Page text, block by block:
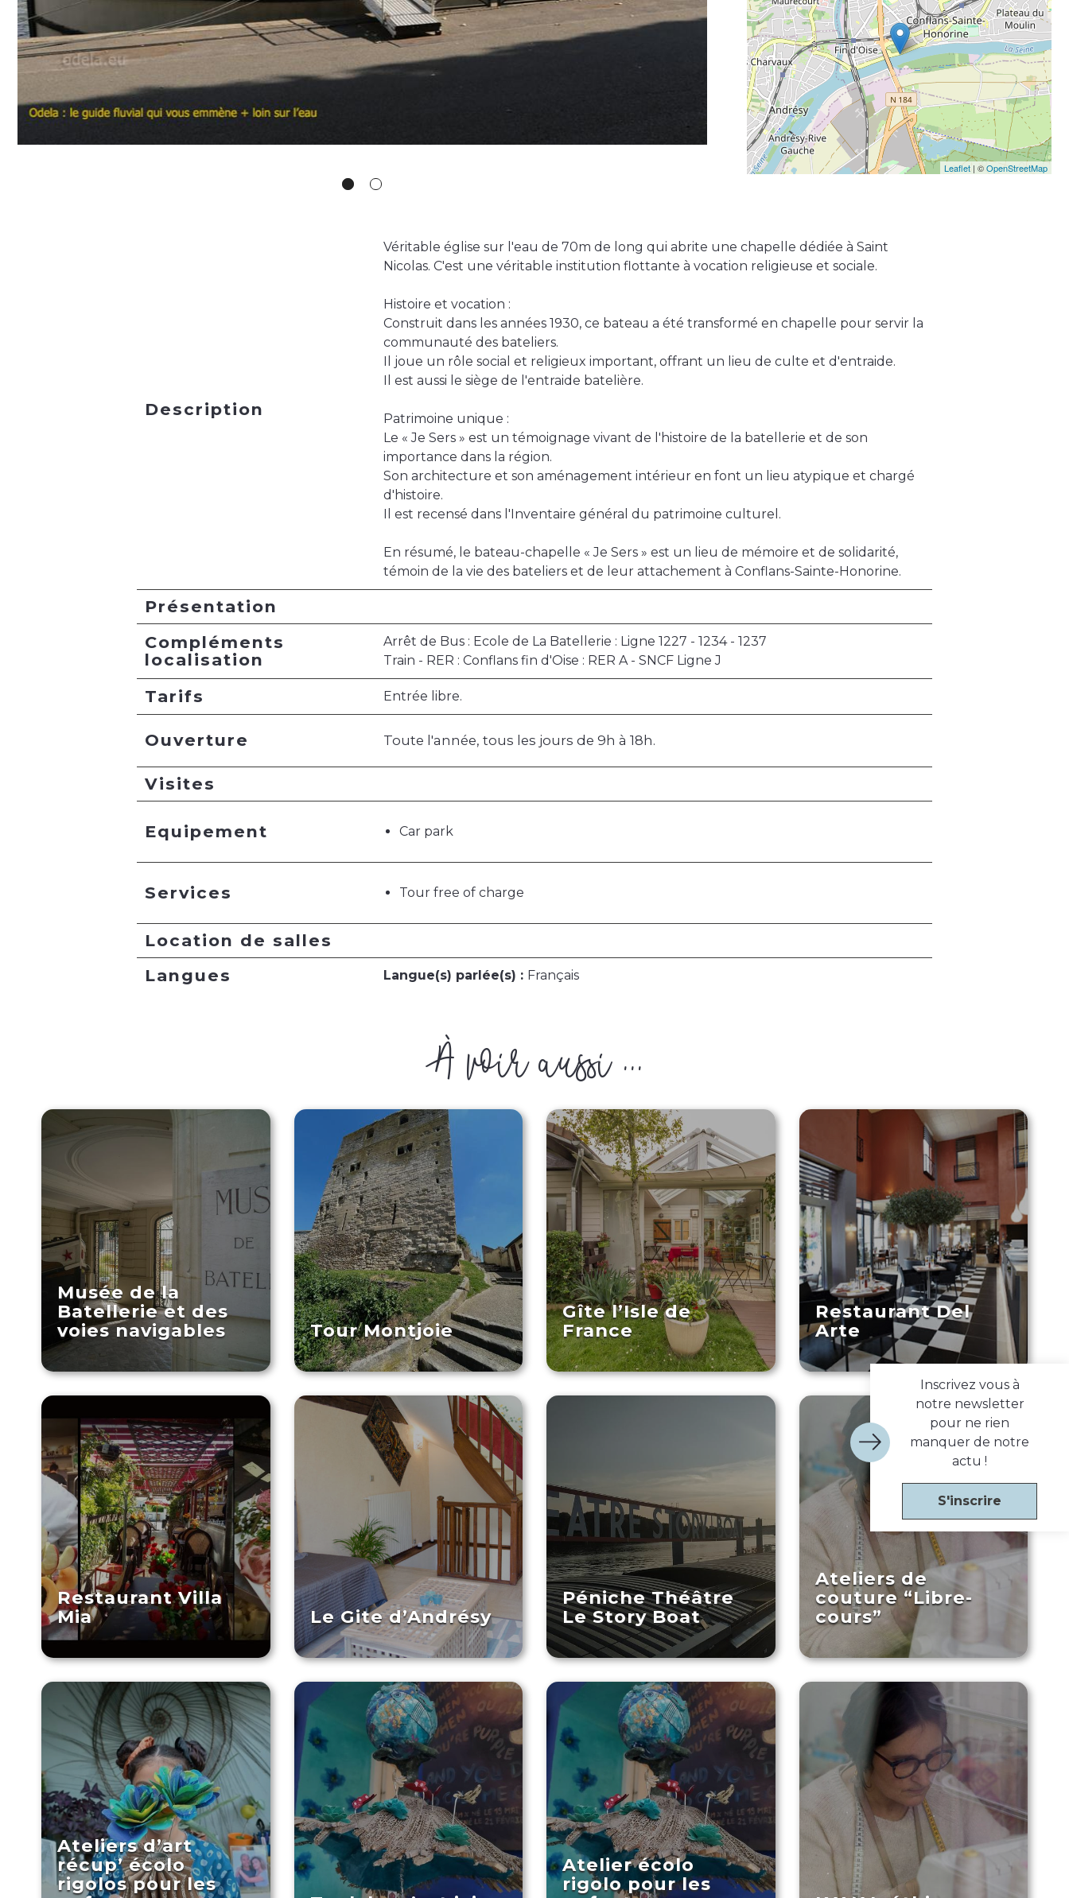
Leaflet| ©OpenStreetMap
Description
Véritable église sur l'eau de 70m de long qui abrite une chapelle dédiée à Saint
Nicolas. C'est une véritable institution flottante à vocation religieuse et sociale.
Histoire et vocation :
Construit dans les années 1930, ce bateau a été transformé en chapelle pour servir la
communauté des bateliers.
Il joue un rôle social et religieux important, offrant un lieu de culte et d'entraide.
Il est aussi le siège de l'entraide batelière.
Patrimoine unique :
Le « Je Sers » est un témoignage vivant de l'histoire de la batellerie et de son
importance dans la région.
Son architecture et son aménagement intérieur en font un lieu atypique et chargé
d'histoire.
Il est recensé dans l'Inventaire général du patrimoine culturel.
En résumé, le bateau-chapelle « Je Sers » est un lieu de mémoire et de solidarité,
témoin de la vie des bateliers et de leur attachement à Conflans-Sainte-Honorine.
Présentation
Compléments
localisation
Arrêt de Bus : Ecole de La Batellerie : Ligne 1227 - 1234 - 1237
Train - RER : Conflans fin d'Oise : RER A - SNCF Ligne J
Tarifs Entrée libre.
Ouverture Toute l'année, tous les jours de 9h à 18h.
Visites
Equipement Car park
Services Tour free of charge
Location de salles
Langues
Langue(s) parlée(s) : Français
À voir aussi ...
Musée de la
Batellerie et des
voies navigables
Tour Montjoie
Gîte l’Isle de
France
Restaurant Del
Arte
Restaurant Villa
Mia
Le Gite d’Andrésy
Péniche Théâtre
Le Story Boat
Ateliers de
couture “Libre-
cours”
Ateliers d’art
récup’ écolo
rigolos pour les
Atelier écolo
rigolo pour les
Inscrivez vous à
notre newsletter
pour ne rien
manquer de notre
actu !
S'inscrire